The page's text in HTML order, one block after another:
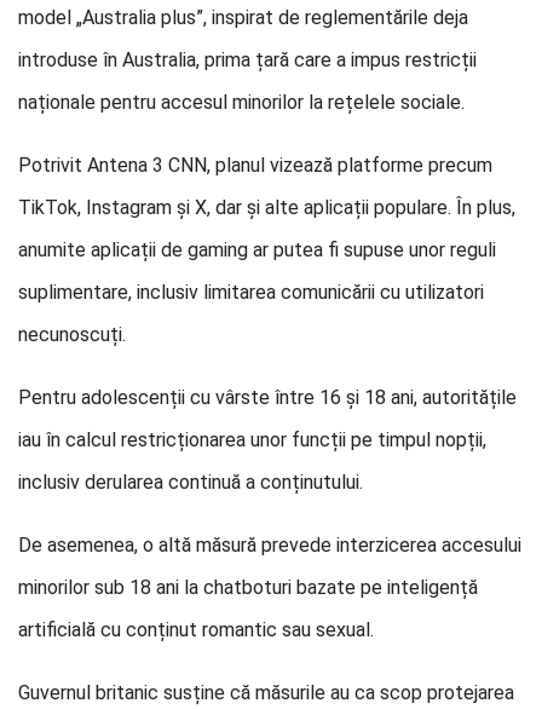
model „Australia plus”, inspirat de reglementările deja
introduse în Australia, prima țară care a impus restricții
naționale pentru accesul minorilor la rețelele sociale.
Potrivit Antena 3 CNN, planul vizează platforme precum
TikTok, Instagram și X, dar și alte aplicații populare. În plus,
anumite aplicații de gaming ar putea fi supuse unor reguli
suplimentare, inclusiv limitarea comunicării cu utilizatori
necunoscuți.
Pentru adolescenții cu vârste între 16 și 18 ani, autoritățile
iau în calcul restricționarea unor funcții pe timpul nopții,
inclusiv derularea continuă a conținutului.
De asemenea, o altă măsură prevede interzicerea accesului
minorilor sub 18 ani la chatboturi bazate pe inteligență
artificială cu conținut romantic sau sexual.
Guvernul britanic susține că măsurile au ca scop protejarea